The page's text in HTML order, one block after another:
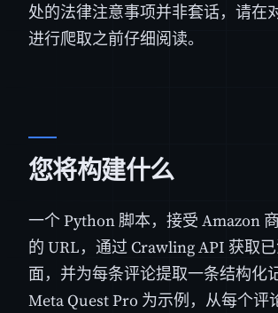
处的法律注意事项并非套话，请在
进行爬取之前仔细阅读。
您将构建什么
一个 Python 脚本，接受 Amazon
的 URL，通过 Crawling API 获取
面，并为每条评论提取一条结构化
Meta Quest Pro 为示例，从每个评